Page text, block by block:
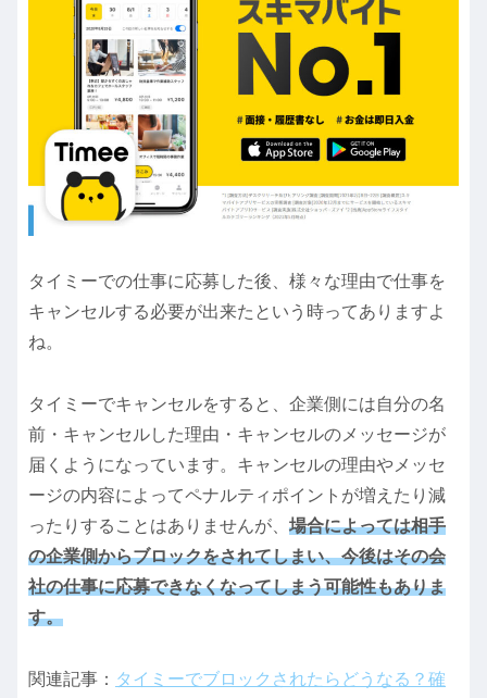
タイミーでの仕事に応募した後、様々な理由で仕事を
キャンセルする必要が出来たという時ってありますよ
ね。
タイミーでキャンセルをすると、企業側には自分の名
前・キャンセルした理由・キャンセルのメッセージが
届くようになっています。キャンセルの理由やメッセ
ージの内容によってペナルティポイントが増えたり減
ったりすることはありませんが、 場合によっては相手
の企業側からブロックをされてしまい、今後はその会
社の仕事に応募できなくなってしまう可能性もありま
す。
関連記事： タイミーでブロックされたらどうなる？確